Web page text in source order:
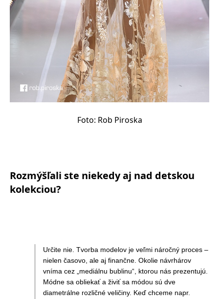
Foto: Rob Piroska
Rozmýšľali ste niekedy aj nad detskou
kolekciou?
Určite nie. Tvorba modelov je veľmi náročný proces –
nielen časovo, ale aj finančne. Okolie návrhárov
vníma cez „mediálnu bublinu“, ktorou nás prezentujú.
Módne sa obliekať a živiť sa módou sú dve
diametrálne rozličné veličiny. Keď chceme napr.